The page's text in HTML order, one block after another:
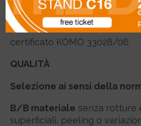
certificato CTB-X 47
certificato KOMO 33028/06
QUALITÀ
Selezione ai sensi della
B/B materiale senza rotture
superficiali, peeling o